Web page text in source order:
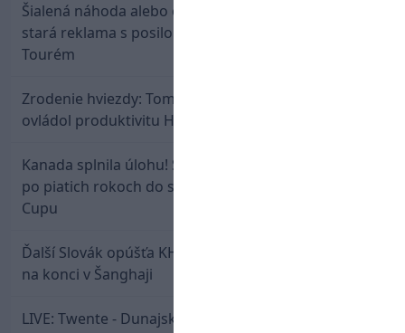
Šialená náhoda alebo osud? Našla sa 11 rokov
stará reklama s posilou Slovana a trénerom
Tourém
Zrodenie hviezdy: Tomáš Selič zničil Švajčiarov a
ovládol produktivitu Hlinka Gretzky Cupu
Kanada splnila úlohu! Slovenská osemnástka mieri
po piatich rokoch do semifinále Hlinka Gretzky
Cupu
Ďalší Slovák opúšťa KHL. Patrik Rybár sa dohodol
na konci v Šanghaji
LIVE: Twente - Dunajská Streda / Konferenčná liga